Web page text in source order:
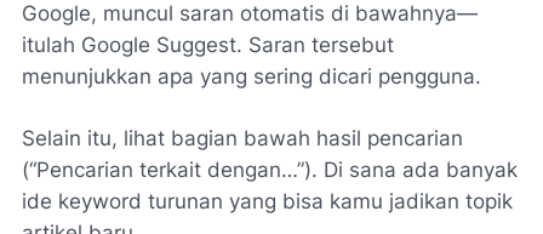
Google, muncul saran otomatis di bawahnya—
itulah Google Suggest. Saran tersebut
menunjukkan apa yang sering dicari pengguna.
Selain itu, lihat bagian bawah hasil pencarian
(“Pencarian terkait dengan…”). Di sana ada banyak
ide keyword turunan yang bisa kamu jadikan topik